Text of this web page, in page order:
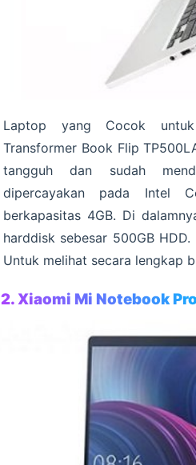
Laptop yang Cocok
Transformer Book Flip
tangguh dan sudah
dipercayakan pada Intel
berkapasitas 4GB. Di
harddisk sebesar 500GB
Untuk melihat secara lengkap
2. Xiaomi Mi Notebook Pro